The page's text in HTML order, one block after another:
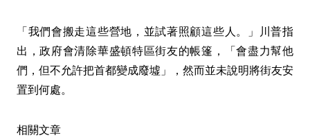
「我們會搬走這些營地，並試著照顧這些人。」川普指
出，政府會清除華盛頓特區街友的帳篷，「會盡力幫他
們，但不允許把首都變成廢墟」，然而並未說明將街友安
置到何處。
相關文章